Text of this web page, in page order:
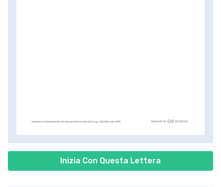
Inizia Con Questa Lettera